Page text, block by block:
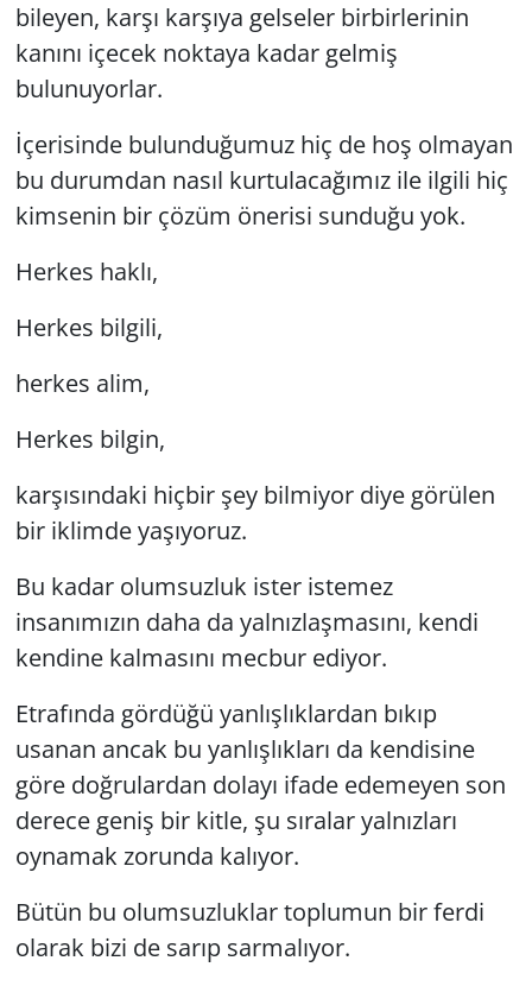
bileyen, karşı karşıya gelseler birbirlerinin
kanını içecek noktaya kadar gelmiş
bulunuyorlar.
İçerisinde bulunduğumuz hiç de hoş olmayan
bu durumdan nasıl kurtulacağımız ile ilgili hiç
kimsenin bir çözüm önerisi sunduğu yok.
Herkes haklı,
Herkes bilgili,
herkes alim,
Herkes bilgin,
karşısındaki hiçbir şey bilmiyor diye görülen
bir iklimde yaşıyoruz.
Bu kadar olumsuzluk ister istemez
insanımızın daha da yalnızlaşmasını, kendi
kendine kalmasını mecbur ediyor.
Etrafında gördüğü yanlışlıklardan bıkıp
usanan ancak bu yanlışlıkları da kendisine
göre doğrulardan dolayı ifade edemeyen son
derece geniş bir kitle, şu sıralar yalnızları
oynamak zorunda kalıyor.
Bütün bu olumsuzluklar toplumun bir ferdi
olarak bizi de sarıp sarmalıyor.